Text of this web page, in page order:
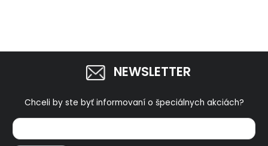
NEWSLETTER
Chceli by ste byť informovaní o špeciálnych akciách?